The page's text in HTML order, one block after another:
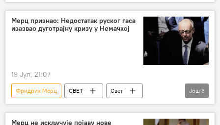
Немачка
Европска унија (ЕУ)
Турска
Азербејџан
Црна Гора
летовање
Мундијал Шпанија
Мерц признао: Недостатак руског гаса
изазвао дуготрајну кризу у Немачкој
19 Јул, 21:07
Фридрих Мерц СВЕТ
Свет
Немачка
економска криза
енергенти
Још 3
Мерц не искључује појаву нове